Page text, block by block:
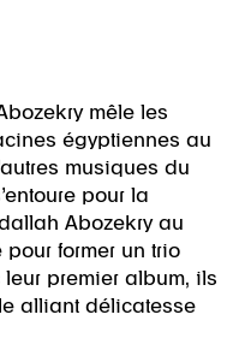
mêle les
égyptiennes au
musiques du
pour la
Abozekry au
former un trio
leur premier album, ils
alliant délicatesse